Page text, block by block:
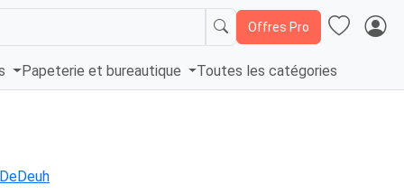
Offres Pro
Papeterie et bureautique Toutes les catégories